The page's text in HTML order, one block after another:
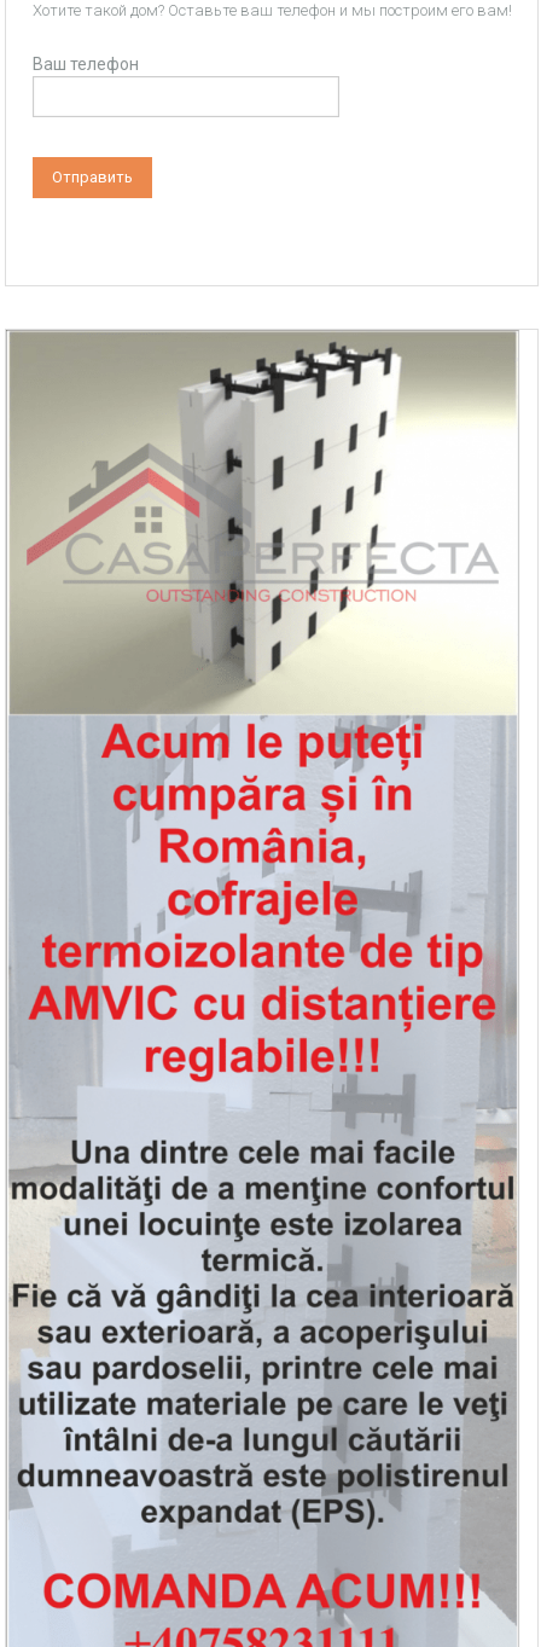
Хотите такой дом? Оставьте ваш телефон и мы построим его вам!
Ваш телефон